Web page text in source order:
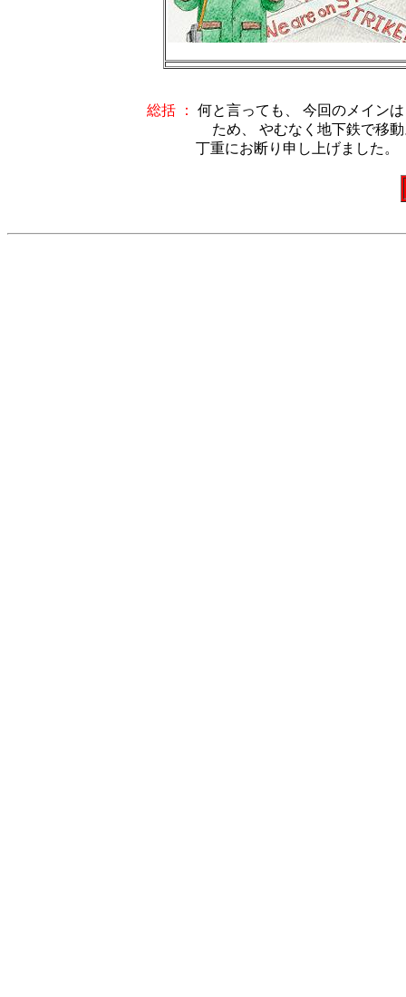
総括 ： 何と言っても、 今回のメイン
ため、 やむなく地下鉄で移動。
丁重にお断り申し上げました。